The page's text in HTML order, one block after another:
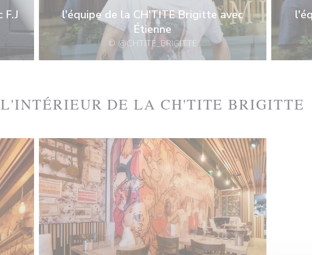
l'équipe de la CH'TITE Brigitte avec
Étienne
© @CHTITE_BRIGITTE
L'INTÉRIEUR DE LA CH'TITE BRIGITTE